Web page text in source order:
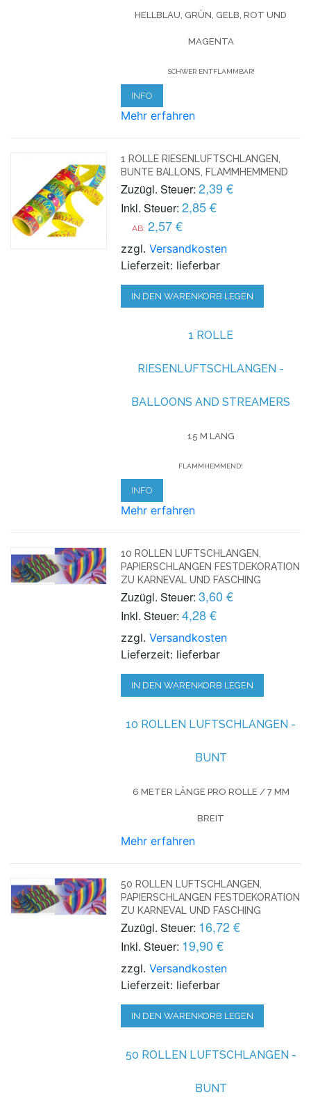
HELLBLAU, GRÜN, GELB, ROT UND
MAGENTA
SCHWER ENTFLAMMBAR!
INFO
Mehr erfahren
1 ROLLE RIESENLUFTSCHLANGEN,
BUNTE BALLONS, FLAMMHEMMEND
Zuzügl. Steuer: 2,39 €
Inkl. Steuer: 2,85 €
AB: 2,57 €
zzgl.Versandkosten
Lieferzeit: lieferbar
IN DEN WARENKORB LEGEN
1 ROLLE
RIESENLUFTSCHLANGEN -
BALLOONS AND STREAMERS
15 M LANG
FLAMMHEMMEND!
INFO
Mehr erfahren
10 ROLLEN LUFTSCHLANGEN,
PAPIERSCHLANGEN FESTDEKORATION
ZU KARNEVAL UND FASCHING
Zuzügl. Steuer: 3,60 €
Inkl. Steuer: 4,28 €
zzgl.Versandkosten
Lieferzeit: lieferbar
IN DEN WARENKORB LEGEN
10 ROLLEN LUFTSCHLANGEN -
BUNT
6 METER LÄNGE PRO ROLLE / 7 MM
BREIT
Mehr erfahren
50 ROLLEN LUFTSCHLANGEN,
PAPIERSCHLANGEN FESTDEKORATION
ZU KARNEVAL UND FASCHING
Zuzügl. Steuer: 16,72 €
Inkl. Steuer: 19,90 €
zzgl.Versandkosten
Lieferzeit: lieferbar
IN DEN WARENKORB LEGEN
50 ROLLEN LUFTSCHLANGEN -
BUNT